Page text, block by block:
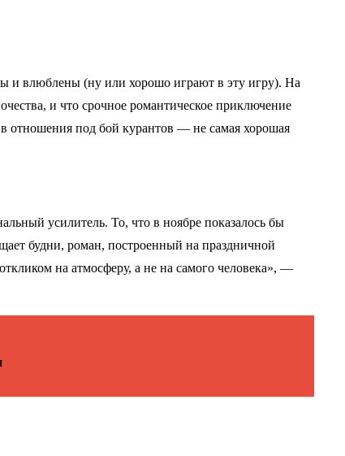
и влюблены (ну или хорошо играют в эту игру). На
и что срочное романтическое приключение
отношения под бой курантов — не самая хорошая
усилитель. То, что в ноябре показалось бы
будни, роман, построенный на праздничной
на атмосферу, а не на самого человека», —